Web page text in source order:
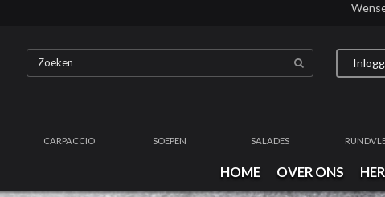
CARPACCIO SOEPEN SALADES
HOME OVER ONS